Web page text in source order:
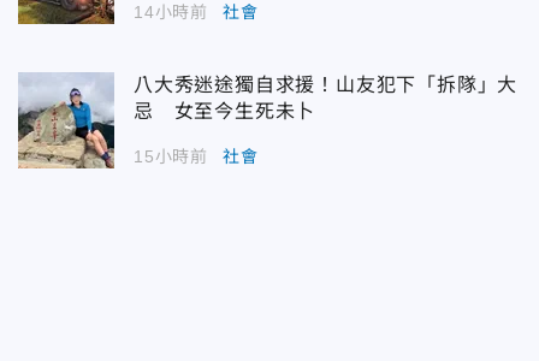
14小時前 社會
八大秀迷途獨自求援！山友犯下「拆隊」大
忌 女至今生死未卜
15小時前 社會